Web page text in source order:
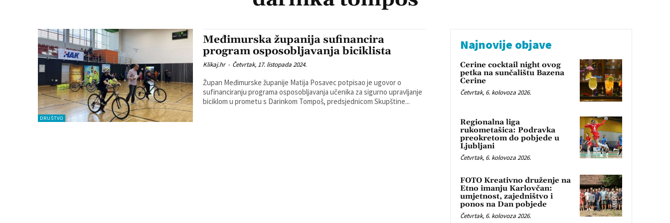
DRUŠTVO
Međimurska županija sufinancira
program osposobljavanja biciklista
Klikaj.hr - Četvrtak, 17. listopada 2024.
Župan Međimurske županije Matija Posavec potpisao je ugovor o
sufinanciranju programa osposobljavanja učenika za sigurno upravljanje
biciklom u prometu s Darinkom Tompoš, predsjednicom Skupštine...
Najnovije objave
Cerine cocktail night ovog
petka na sunčalištu Bazena
Cerine
Četvrtak, 6. kolovoza 2026.
Regionalna liga
rukometašica: Podravka
preokretom do pobjede u
Ljubljani
Četvrtak, 6. kolovoza 2026.
FOTO Kreativno druženje na
Etno imanju Karlovčan:
umjetnost, zajedništvo i
ponos na Dan pobjede
Četvrtak, 6. kolovoza 2026.